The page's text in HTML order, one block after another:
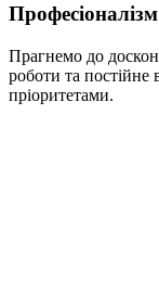
Професіоналізм
Прагнемо до
роботи та
пріоритетами.